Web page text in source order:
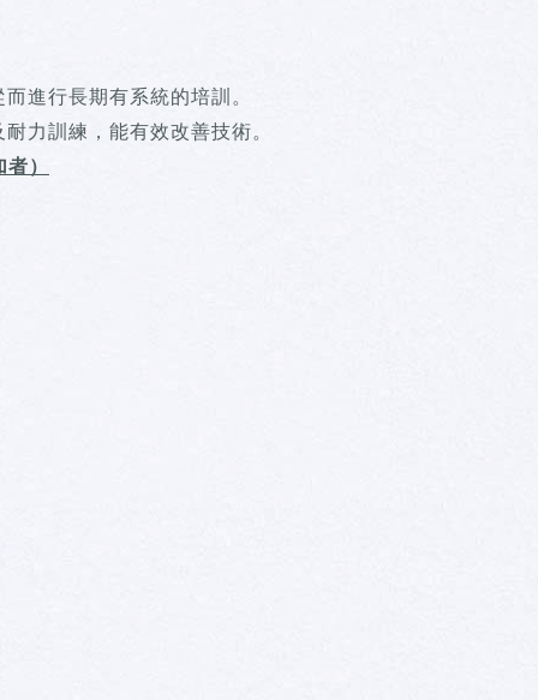
進行長期有系統的培訓。
力訓練，能有效改善技術。
）